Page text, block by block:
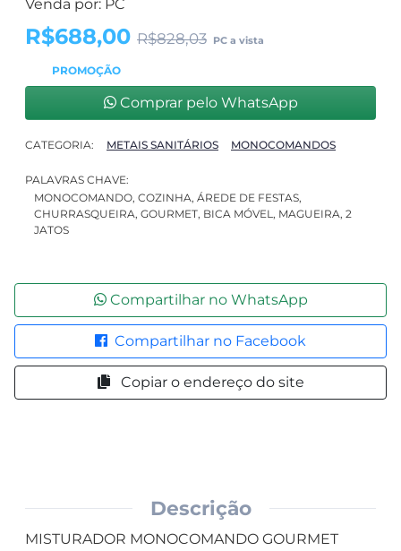
Venda por: PC
R$688,00 R$828,03 PC a vista
PROMOÇÃO
Comprar pelo WhatsApp
CATEGORIA: METAIS SANITÁRIOS MONOCOMANDOS
PALAVRAS CHAVE:
MONOCOMANDO, COZINHA, ÁREDE DE FESTAS,
CHURRASQUEIRA, GOURMET, BICA MÓVEL, MAGUEIRA, 2
JATOS
Compartilhar no WhatsApp
Compartilhar no Facebook
Copiar o endereço do site
Descrição
MISTURADOR MONOCOMANDO GOURMET